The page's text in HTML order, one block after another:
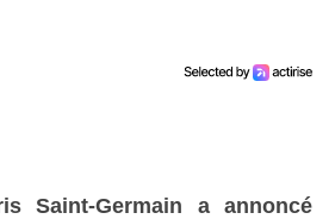
Saint-Germain a annoncé